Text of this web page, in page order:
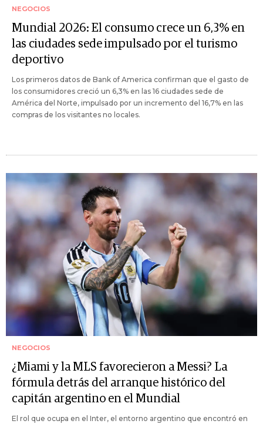
NEGOCIOS
Mundial 2026: El consumo crece un 6,3% en
las ciudades sede impulsado por el turismo
deportivo
Los primeros datos de Bank of America confirman que el gasto de
los consumidores creció un 6,3% en las 16 ciudades sede de
América del Norte, impulsado por un incremento del 16,7% en las
compras de los visitantes no locales.
NEGOCIOS
¿Miami y la MLS favorecieron a Messi? La
fórmula detrás del arranque histórico del
capitán argentino en el Mundial
El rol que ocupa en el Inter, el entorno argentino que encontró en